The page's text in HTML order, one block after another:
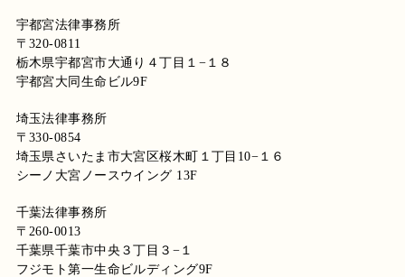
宇都宮法律事務所
〒320-0811
栃木県宇都宮市大通り４丁目１−１８
宇都宮大同生命ビル9F
埼玉法律事務所
〒330-0854
埼玉県さいたま市大宮区桜木町１丁目10−１６
シーノ大宮ノースウイング 13F
千葉法律事務所
〒260-0013
千葉県千葉市中央３丁目３−１
フジモト第一生命ビルディング9F